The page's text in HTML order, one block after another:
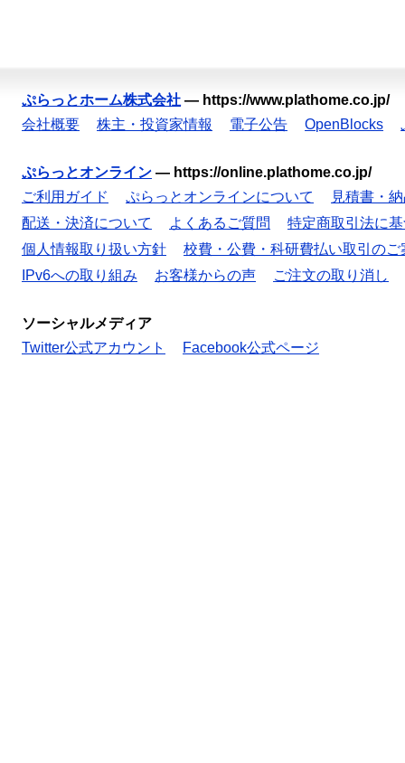
ぷらっとホーム株式会社 — https://www.plathome.co.jp/
会社概要
株主・投資家情報 電子公告 OpenBlocks
ぷらっとオンライン — https://online.plathome.co.jp/
ご利用ガイド
ぷらっとオンラインについて
見積書・
配送・決済について
よくあるご質問
特定商取引法に
個人情報取り扱い方針
校費・公費・科研費払い取引のご
IPv6への取り組み
お客様からの声 ご注文の取り消し
ソーシャルメディア
Twitter公式アカウント
Facebook公式ページ